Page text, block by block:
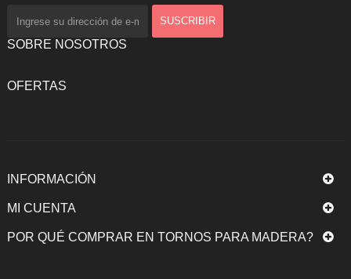
SOBRE NOSOTROS
OFERTAS
INFORMACIÓN
MI CUENTA
POR QUÉ COMPRAR EN TORNOS PARA MADERA?